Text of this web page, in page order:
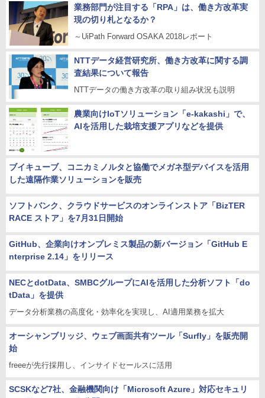
業務部門が注目する「RPA」は、働き方改革実
現の切り札となるか？
～UiPath Forward OSAKA 2018レポート
NTTデータ経営研究所、働き方改革に関する調
査結果について報告
NTTデータの働き方改革の取り組み状況も説明
農業向けIoTソリューション「e-kakashi」で、
AIを活用した栽培支援アプリなどを提供
ブイキューブ、コニカミノルタと協働でメガネ型デバイスを活用
した遠隔作業ソリューションを販売
ソフトバンク、クラウドサービスのオンラインストア「BizTER
RACE ストア」を7月31日開始
GitHub、企業向けオンプレミス製品の新バージョン「GitHub E
nterprise 2.14」をリリース
NECとdotData、SMBCグループにAIを活用した分析ソフト「do
tData」を提供
データ分析業務の高度化・効率化を実現し、AI適用業務を拡大
オーシャンブリッジ、ウェブ画面共有ツール「Surfly」を販売開
始
freeeが先行採用し、インサイドセールスに活用
SCSKなど7社、金融機関向け「Microsoft Azure」対応セキュリ